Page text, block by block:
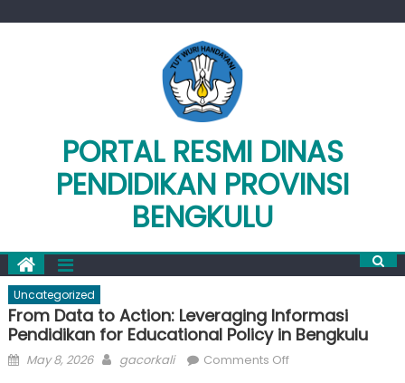
PORTAL RESMI DINAS
PENDIDIKAN PROVINSI
BENGKULU
Uncategorized
From Data to Action: Leveraging Informasi
Pendidikan for Educational Policy in Bengkulu
Posted
May 8, 2026 Author
gacorkali Comments Offon